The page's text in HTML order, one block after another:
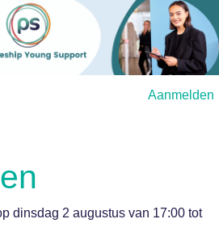
Aanmelden
dinsdag 2 augustus van 17:00 tot